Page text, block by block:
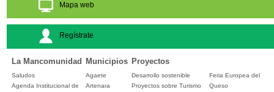
Mapa web
Regístrate
La Mancomunidad Municipios Proyectos
Saludos
Agenda Institucional de
Agaete
Artenara
Desarrollo sostenible
Proyectos sobre Turismo
Feria Europea del
Queso